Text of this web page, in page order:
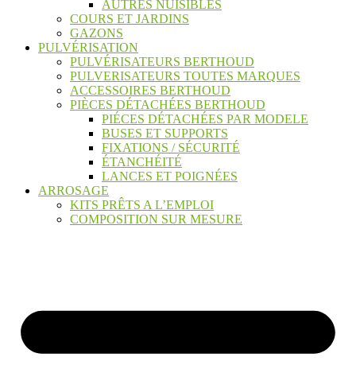
AUTRES NUISIBLES
COURS ET JARDINS
GAZONS
PULVÉRISATION
PULVÉRISATEURS BERTHOUD
PULVERISATEURS TOUTES MARQUES
ACCESSOIRES BERTHOUD
PIÈCES DÉTACHÉES BERTHOUD
PIÉCES DÉTACHÉES PAR MODELE
BUSES ET SUPPORTS
FIXATIONS / SÉCURITÉ
ÉTANCHÉITÉ
LANCES ET POIGNÉES
ARROSAGE
KITS PRÊTS A L’EMPLOI
COMPOSITION SUR MESURE